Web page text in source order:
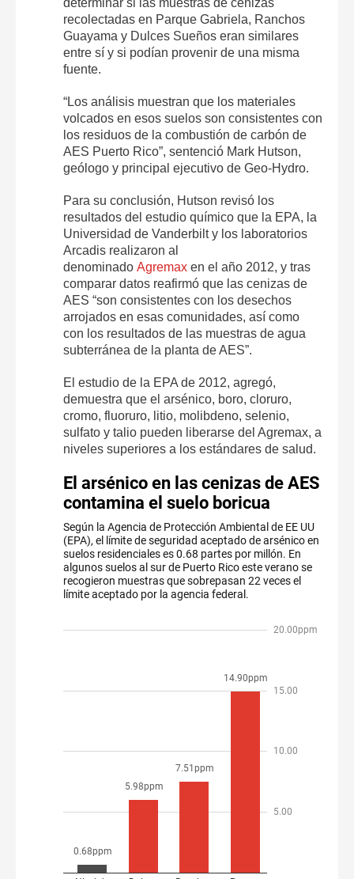
determinar si las muestras de cenizas
recolectadas en Parque Gabriela, Ranchos
Guayama y Dulces Sueños eran similares
entre sí y si podían provenir de una misma
fuente.
“Los análisis muestran que los materiales
volcados en esos suelos son consistentes con
los residuos de la combustión de carbón de
AES Puerto Rico”, sentenció Mark Hutson,
geólogo y principal ejecutivo de Geo-Hydro.
Para su conclusión, Hutson revisó los
resultados del estudio químico que la EPA, la
Universidad de Vanderbilt y los laboratorios
Arcadis realizaron al
denominado Agremax en el año 2012, y tras
comparar datos reafirmó que las cenizas de
AES “son consistentes con los desechos
arrojados en esas comunidades, así como
con los resultados de las muestras de agua
subterránea de la planta de AES”.
El estudio de la EPA de 2012, agregó,
demuestra que el arsénico, boro, cloruro,
cromo, fluoruro, litio, molibdeno, selenio,
sulfato y talio pueden liberarse del Agremax, a
niveles superiores a los estándares de salud.